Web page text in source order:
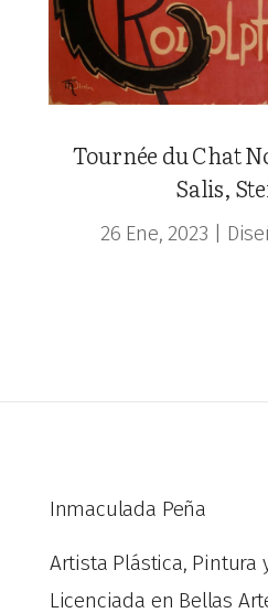
Tournée du Chat
Salis,
26 Ene, 2023
Inmaculada Peña
Artista Plástica, Pintura
Licenciada en Bellas